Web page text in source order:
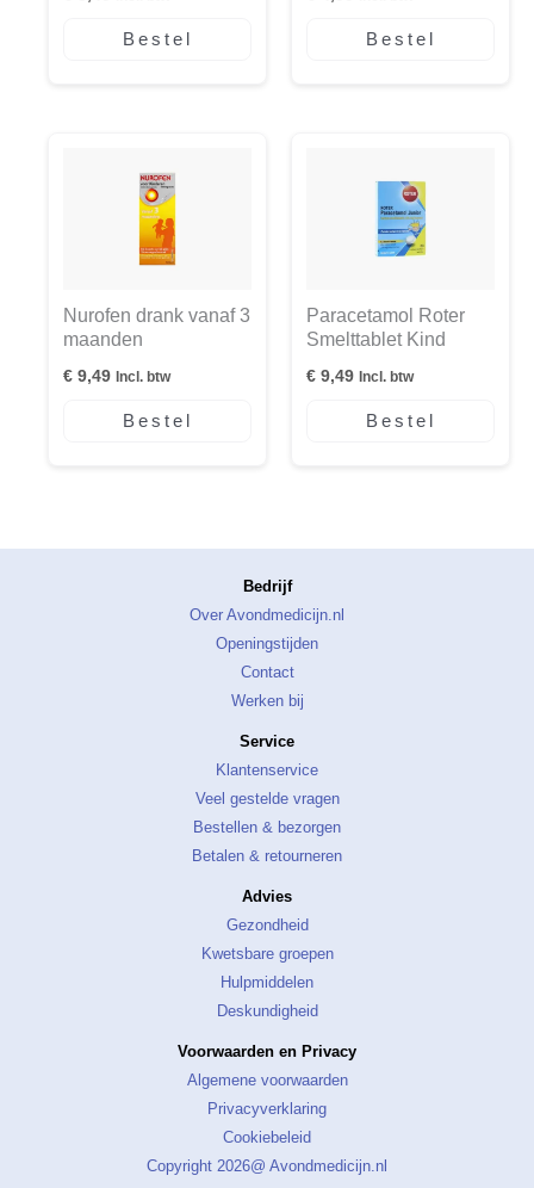
Bestel Bestel
Nurofen drank vanaf 3
maanden
€ 9,49 Incl. btw
Bestel
Paracetamol Roter
Smelttablet Kind
€ 9,49 Incl. btw
Bestel
Bedrijf
Over Avondmedicijn.nl
Openingstijden
Contact
Werken bij
Service
Klantenservice
Veel gestelde vragen
Bestellen & bezorgen
Betalen & retourneren
Advies
Gezondheid
Kwetsbare groepen
Hulpmiddelen
Deskundigheid
Voorwaarden en Privacy
Algemene voorwaarden
Privacyverklaring
Cookiebeleid
Copyright 2026@ Avondmedicijn.nl